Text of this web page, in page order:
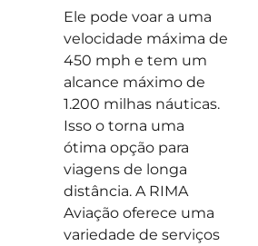
Ele pode voar a uma
velocidade máxima de
450 mph e tem um
alcance máximo de
1.200 milhas náuticas.
Isso o torna uma
ótima opção para
viagens de longa
distância. A RIMA
Aviação oferece uma
variedade de serviços